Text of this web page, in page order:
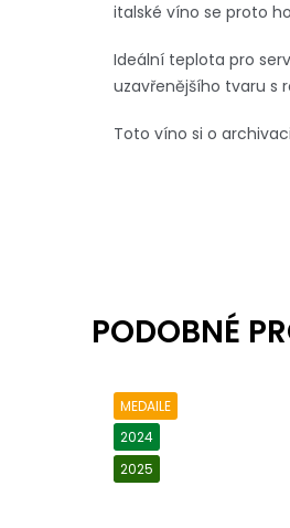
italské víno se proto
Ideální teplota pro
uzavřenějšího tvaru s
Toto víno si o
MEDAILE
2024
2025